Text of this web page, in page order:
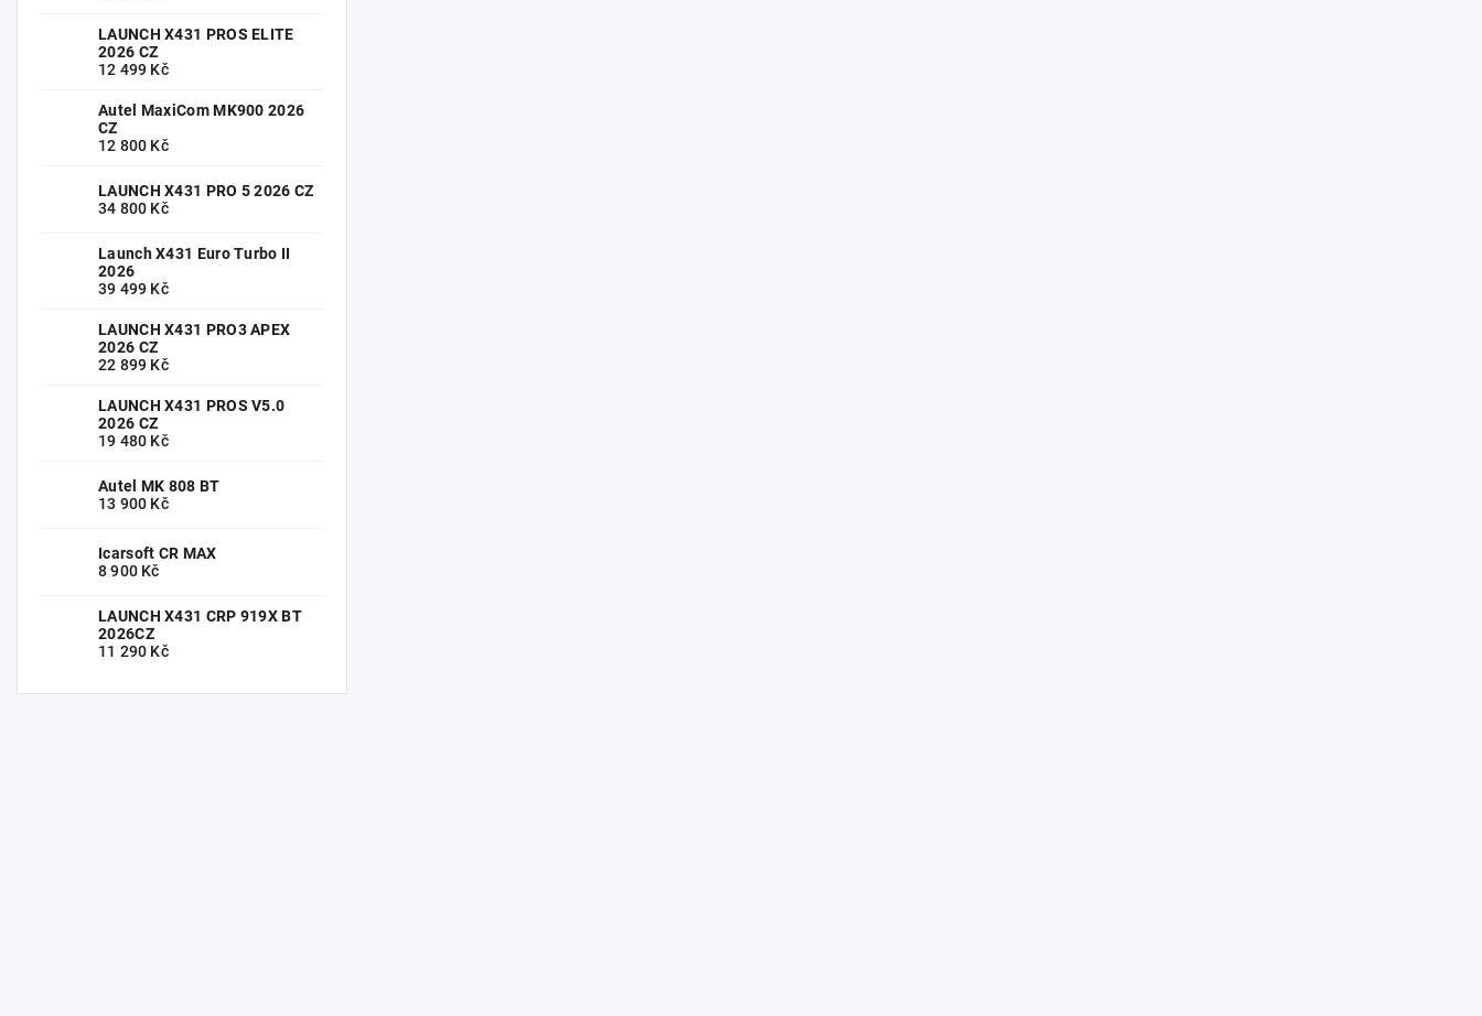
LAUNCH X431 PROS ELITE
2026 CZ
12 499 Kč
Autel MaxiCom MK900 2026
CZ
12 800 Kč
LAUNCH X431 PRO 5 2026 CZ
34 800 Kč
Launch X431 Euro Turbo II
2026
39 499 Kč
LAUNCH X431 PRO3 APEX
2026 CZ
22 899 Kč
LAUNCH X431 PROS V5.0
2026 CZ
19 480 Kč
Autel MK 808 BT
13 900 Kč
Icarsoft CR MAX
8 900 Kč
LAUNCH X431 CRP 919X BT
2026CZ
11 290 Kč